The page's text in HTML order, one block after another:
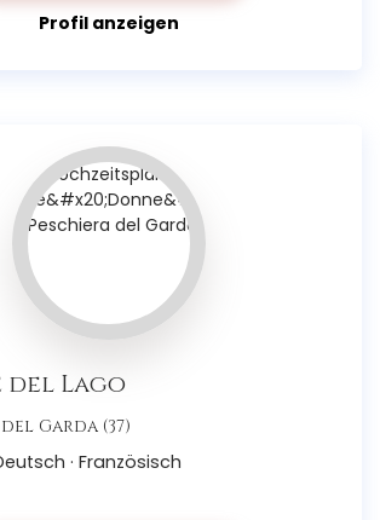
Profil anzeigen
del Lago
Garda (37)
· Französisch